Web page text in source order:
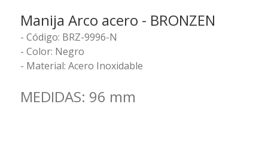
Manija Arco acero - BRONZEN
- Código: BRZ-9996-N
- Color: Negro
- Material: Acero Inoxidable
MEDIDAS: 96 mm